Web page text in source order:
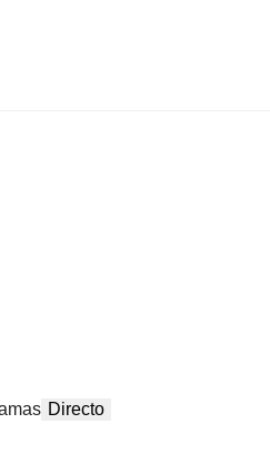
Directo